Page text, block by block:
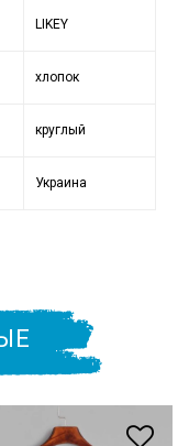
LIKEY
хлопок
круглый
Украина